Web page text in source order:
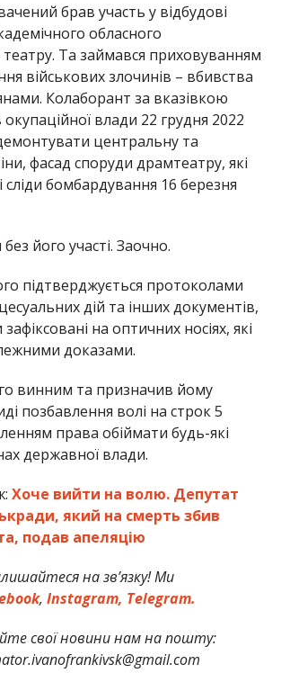
брав участь у відбудові
обласного
Та займався приховуванням
військових злочинів – вбивства
Колаборант за вказівкою
влади 22 грудня 2022
центральну та
фасад споруди драмтеатру, які
сліди бомбардування 16 березня
його участі. Заочно.
підтверджується протоколами
дій та інших документів,
на оптичних носіях, які
доказами.
винним та призначив йому
позбавлення волі на строк 5
права обіймати будь-які
державної влади.
Хоче вийти на волю. Депутат
який на смерть збив
подав апеляцію
на зв’язку! Ми
, Instagram, Telegram.
свої новини нам на пошту: